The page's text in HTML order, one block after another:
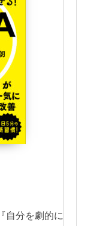
自分を劇的に